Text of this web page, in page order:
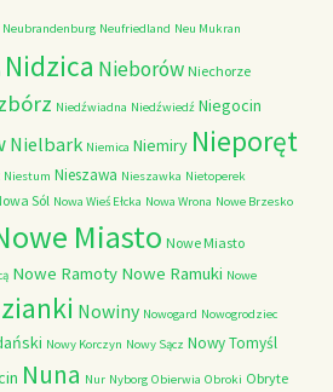
Neubrandenburg Neufriedland Neu Mukran
Nidzica Nieborów Niechorze
Niedźwiadna Niedźwiedź Niegocin
Nielbark Niemica Niemiry Nieporęt
Niestum Nieszawa Nieszawka Nietoperek
Sól Nowa Wieś Ełcka Nowa Wrona Nowe Brzesko
Miasto Nowe Miasto
Nowe Ramoty Nowe Ramuki Nowe
Nowiny Nowogard Nowogrodziec
Nowy Korczyn Nowy Sącz Nowy Tomyśl
Nuna Nur Nyborg Obierwia Obroki Obryte